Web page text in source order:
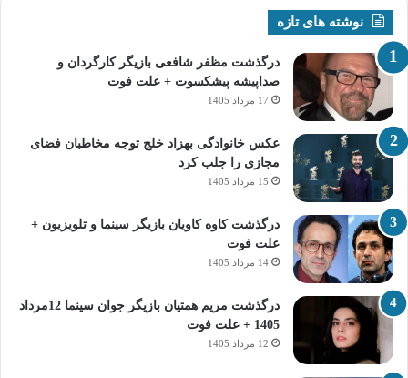
نوشته های تازه
درگذشت مظفر شافعی بازیگر کارگردان و
صداپیشه پیشکسوت + علت فوت
17 مرداد 1405
عکس خانوادگی بهزاد خلج توجه مخاطبان فضای
مجازی را جلب کرد
15 مرداد 1405
درگذشت کاوه کاویان بازیگر سینما و تلویزیون +
علت فوت
14 مرداد 1405
درگذشت مریم همتیان بازیگر جوان سینما 12مرداد
1405 + علت فوت
12 مرداد 1405